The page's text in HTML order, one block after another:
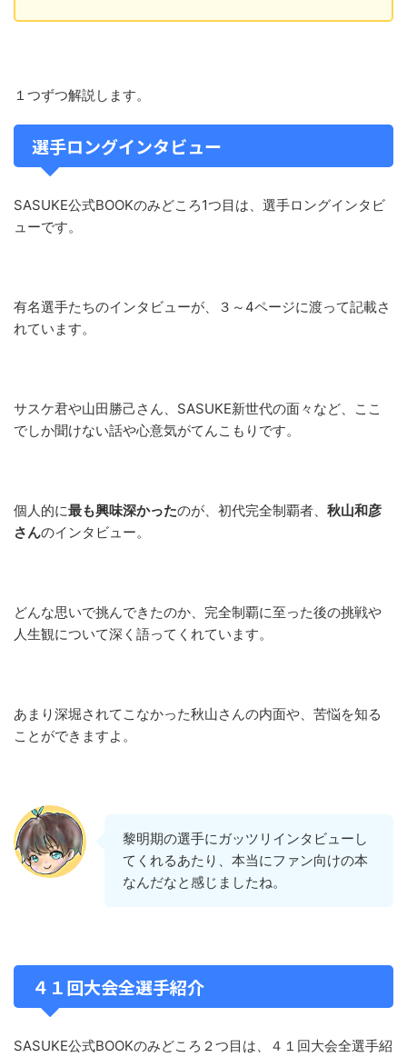
１つずつ解説します。
選手ロングインタビュー
SASUKE公式BOOKのみどころ1つ目は、選手ロングインタビ
ューです。
有名選手たちのインタビューが、３～4ページに渡って記載さ
れています。
サスケ君や山田勝己さん、SASUKE新世代の面々など、ここ
でしか聞けない話や心意気がてんこもりです。
個人的に最も興味深かったのが、初代完全制覇者、 秋山和彦
さんのインタビュー。
どんな思いで挑んできたのか、完全制覇に至った後の挑戦や
人生観について深く語ってくれています。
あまり深堀されてこなかった秋山さんの内面や、苦悩を知る
ことができますよ。
黎明期の選手にガッツリインタビューし
てくれるあたり、本当にファン向けの本
なんだなと感じましたね。
４１回大会全選手紹介
SASUKE公式BOOKのみどころ２つ目は、４１回大会全選手紹